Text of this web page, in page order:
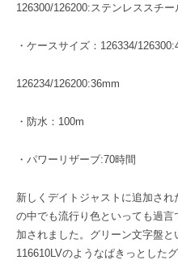
126300/126200:ステンレススチー
・ケースサイズ：126334/
126234/126200:36mm
・防水：100m
・パワーリザーブ:70時間
新しくデイトジャストに追加さ
の中でも流行り色といっても過
加されました。グリーン文字盤
116610LVのようなぱきっとした